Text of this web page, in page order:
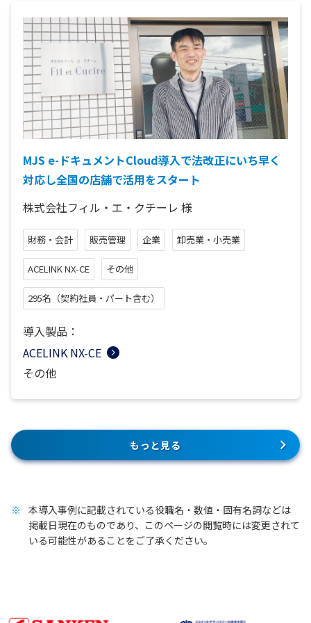
MJS e-ドキュメントCloud導入で法改正にいち早く
対応し全国の店舗で活用をスタート
株式会社フィル・エ・クチーレ 様
財務・会計 販売管理 企業 卸売業・小売業
ACELINK NX-CE その他
295名（契約社員・パート含む）
導入製品：
ACELINK NX-CE
その他
もっと見る
本導入事例に記載されている役職名・数値・固有名詞などは
掲載日現在のものであり、このページの閲覧時には変更されて
いる可能性があることをご了承ください。